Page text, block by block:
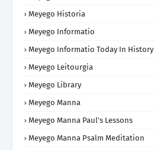
Meyego Historia
Meyego Informatio
Meyego Informatio Today In History
Meyego Leitourgia
Meyego Library
Meyego Manna
Meyego Manna Paul's Lessons
Meyego Manna Psalm Meditation